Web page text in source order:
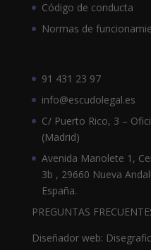
Código de conducta
Normas de
91 431 23 97
info@escudolegal.es
C/ Puerto Rico, 3 –
(Madrid)
Avenida Manolete 1,
3b , 29660 Nueva
España.
PREGUNTAS
Diseñador web: